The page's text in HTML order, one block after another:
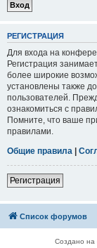
РЕГИСТРАЦИЯ
Для входа на
Регистрация
более широкие
установлены также
пользователей.
ознакомиться с
Помните, что ваше
правилами.
Общие правила |
Регистрация
Список форумов
Создано на